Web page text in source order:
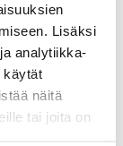
Lisäksi
analytiikka-
käytät
näitä
tai joita on